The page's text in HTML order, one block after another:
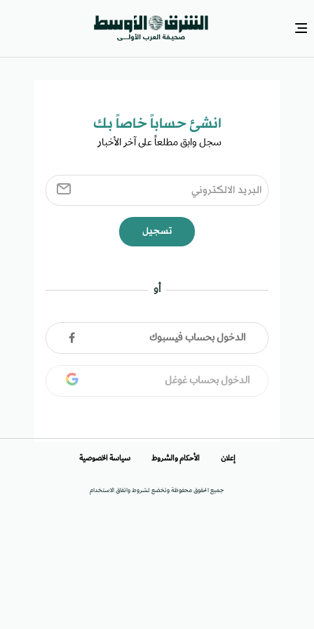
انشئ حساباً خاصاً بك​
سجل وابق مطلعاً على آخر الأخبار ​
تسجيل
أو
الدخول بحساب فيسبوك
الدخول بحساب غوغل
جميع الحقوق محفوظة وتخضع لشروط واتفاق الاستخدام
إعلان الأحكام والشروط سياسة الخصوصية